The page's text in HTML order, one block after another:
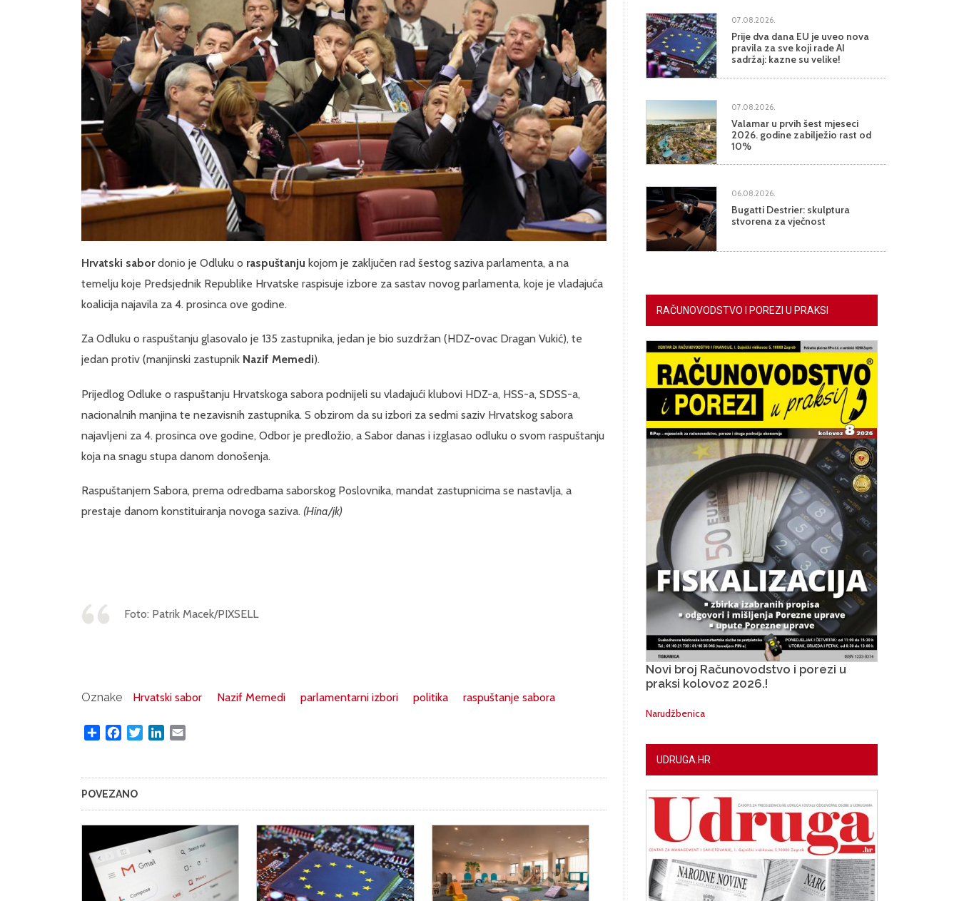
Hrvatski sabordonio je Odluku o raspuštanju kojom je zaključen rad šestog saziva parlamenta, a na
temelju koje Predsjednik Republike Hrvatske raspisuje izbore za sastav novog parlamenta, koje je vladajuća
koalicija najavila za 4. prosinca ove godine.
Za Odluku o raspuštanju glasovalo je 135 zastupnika, jedan je bio suzdržan (HDZ-ovac Dragan Vukić), te
jedan protiv (manjinski zastupnik Nazif Memedi).
Prijedlog Odluke o raspuštanju Hrvatskoga sabora podnijeli su vladajući klubovi HDZ-a, HSS-a, SDSS-a,
nacionalnih manjina te nezavisnih zastupnika. S obzirom da su izbori za sedmi saziv Hrvatskog sabora
najavljeni za 4. prosinca ove godine, Odbor je predložio, a Sabor danas i izglasao odluku o svom raspuštanju
koja na snagu stupa danom donošenja.
Raspuštanjem Sabora, prema odredbama saborskog Poslovnika, mandat zastupnicima se nastavlja, a
prestaje danom konstituiranja novoga saziva. (Hina/jk)
Foto: Patrik Macek/PIXSELL
Oznake Hrvatski sabor Nazif Memedi parlamentarni izbori politika raspuštanje sabora
Share FacebookTwitterLinkedIn
POVEZANO
07.08.2026.
Prije dva dana EU je uveo nova
pravila za sve koji rade AI
sadržaj: kazne su velike!
07.08.2026.
Valamar u prvih šest mjeseci
2026. godine zabilježio rast od
10%
06.08.2026.
Bugatti Destrier: skulptura
stvorena za vječnost
RAČUNOVODSTVO I POREZI U PRAKSI
Novi broj Računovodstvo i porezi u
praksi kolovoz 2026.!
Narudžbenica
UDRUGA.HR